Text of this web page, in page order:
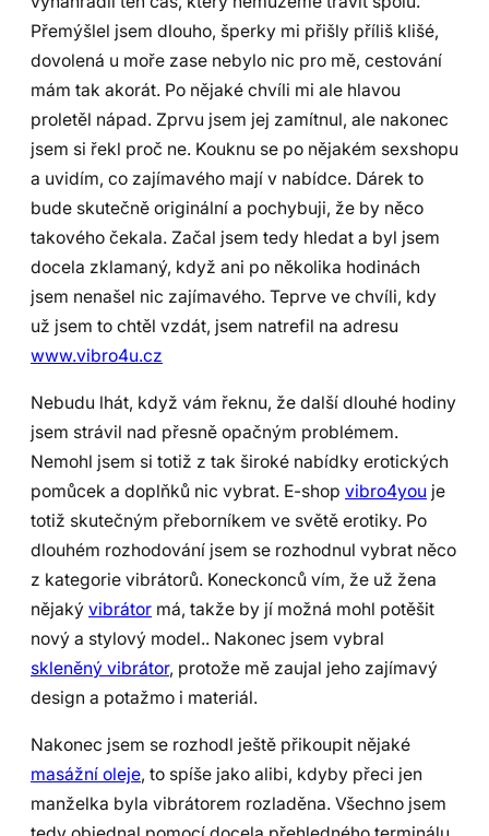
Přemýšlel jsem dlouho, šperky mi přišly příliš klišé,
dovolená u moře zase nebylo nic pro mě, cestování
mám tak akorát. Po nějaké chvíli mi ale hlavou
proletěl nápad. Zprvu jsem jej zamítnul, ale nakonec
jsem si řekl proč ne. Kouknu se po nějakém sexshopu
a uvidím, co zajímavého mají v nabídce. Dárek to
bude skutečně originální a pochybuji, že by něco
takového čekala. Začal jsem tedy hledat a byl jsem
docela zklamaný, když ani po několika hodinách
jsem nenašel nic zajímavého. Teprve ve chvíli, kdy
už jsem to chtěl vzdát, jsem natrefil na adresu
www.vibro4u.cz
Nebudu lhát, když vám řeknu, že další dlouhé hodiny
jsem strávil nad přesně opačným problémem.
Nemohl jsem si totiž z tak široké nabídky erotických
pomůcek a doplňků nic vybrat. E-shop vibro4you je
totiž skutečným přeborníkem ve světě erotiky. Po
dlouhém rozhodování jsem se rozhodnul vybrat něco
z kategorie vibrátorů. Koneckonců vím, že už žena
nějaký vibrátor má, takže by jí možná mohl potěšit
nový a stylový model.. Nakonec jsem vybral
skleněný vibrátor, protože mě zaujal jeho zajímavý
design a potažmo i materiál.
Nakonec jsem se rozhodl ještě přikoupit nějaké
masážní oleje, to spíše jako alibi, kdyby přeci jen
manželka byla vibrátorem rozladěna. Všechno jsem